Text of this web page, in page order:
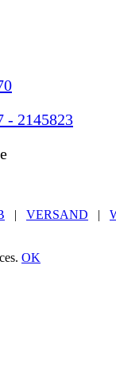
- 2145823
| VERSAND |
OK